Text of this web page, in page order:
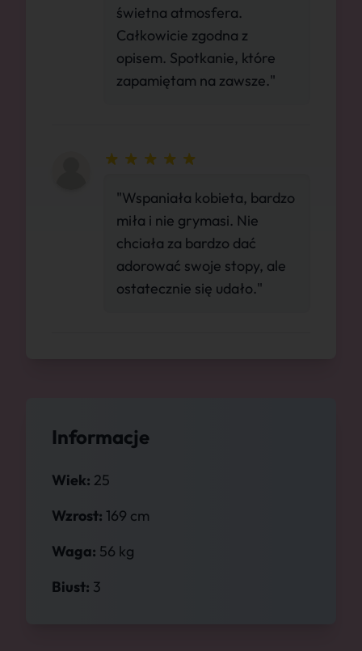
Informacje
Wiek: 25
Wzrost: 169 cm
Waga: 56 kg
Biust: 3
świetna atmosfera.
Całkowicie zgodna z
opisem. Spotkanie, które
zapamiętam na zawsze."
"Wspaniała kobieta, bardzo
miła i nie grymasi. Nie
chciała za bardzo dać
adorować swoje stopy, ale
ostatecznie się udało."